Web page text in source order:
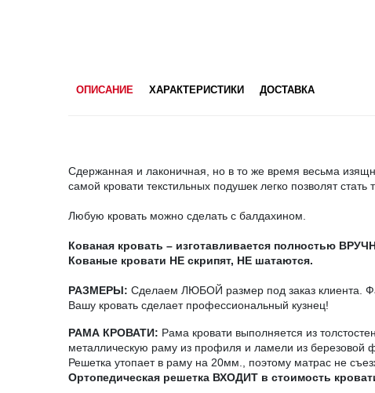
ОПИСАНИЕ ХАРАКТЕРИСТИКИ ДОСТАВКА
Сдержанная и лаконичная, но в то же время весьма
самой кровати текстильных подушек легко позволят
Любую кровать можно сделать с балдахином.
Кованая кровать – изготавливается полностью
Кованые кровати НЕ скрипят, НЕ шатаются.
РАЗМЕРЫ: Сделаем ЛЮБОЙ размер под заказ клиента.
Вашу кровать сделает профессиональный кузнец!
РАМА КРОВАТИ: Рама кровати выполняется из
металлическую раму из профиля и ламели из березовой
Решетка утопает в раму на 20мм., поэтому матрас не
Ортопедическая решетка ВХОДИТ в стоимость